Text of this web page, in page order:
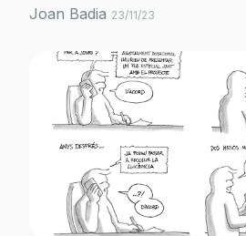
Joan Badia 23/11/23